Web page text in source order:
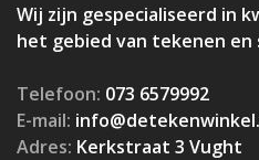
Wij zijn gespecialiseerd in
het gebied van tekenen en
Telefoon: 073 6579992
E-mail:
Adres: Kerkstraat 3 Vught